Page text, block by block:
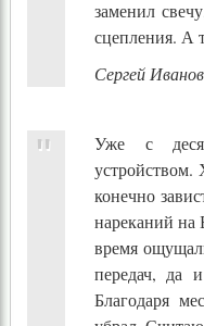
заменил
сцепления. А
Сергей
Уже с
устройством.
конечно
нареканий
время
передач, да
Благодаря